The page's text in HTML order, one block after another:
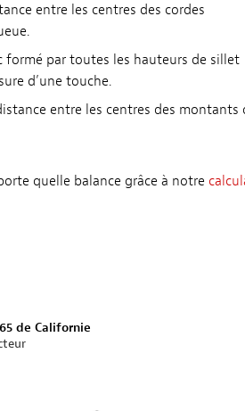
entre les centres des cordes
formé par toutes les hauteurs de sillet
d’une touche.
entre les centres des montants
quelle balance grâce à notre
de Californie